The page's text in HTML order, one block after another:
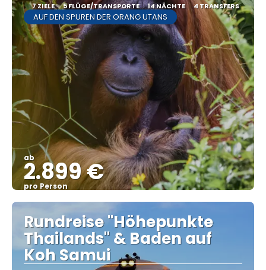
7 ZIELE 5 FLÜGE/TRANSPORTE 14 NÄCHTE 4 TRANSFERS
AUF DEN SPUREN DER ORANG UTANS
ab
2.899 €
pro Person
Sehen
Rundreise "Höhepunkte
Thailands" & Baden auf
Koh Samui